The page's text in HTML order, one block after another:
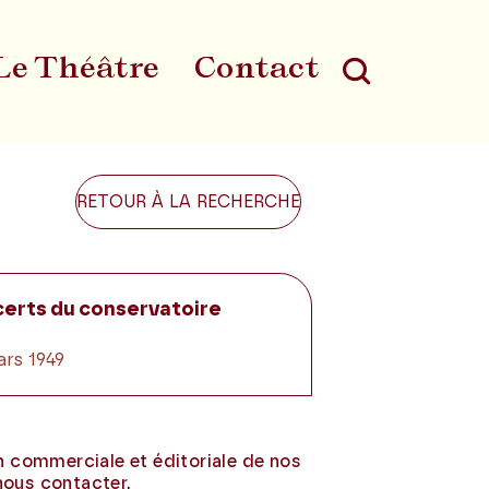
Théâtre Contact
Au
RETOUR À LA RECHERCHE
du conservatoire
1949
commerciale et éditoriale de nos
contacter.